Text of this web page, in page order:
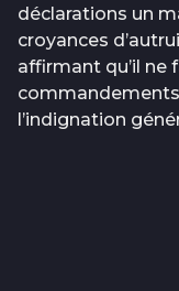
déclarations un
croyances
affirmant qu’il ne
l’indignation